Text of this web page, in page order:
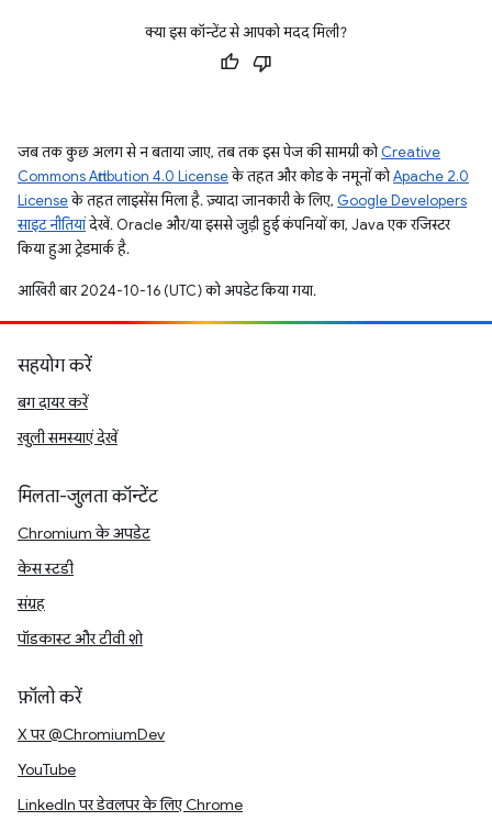
क्या इस कॉन्टेंट से आपको मदद मिली?
जब तक कुछ अलग से न बताया जाए, तब तक इस पेज की सामग्री कोCreative
Commons Attribution 4.0 Licenseके तहत और कोड के नमूनों कोApache 2.0
Licenseके तहत लाइसेंस मिला है. ज़्यादा जानकारी के लिए, Google Developers
साइट नीतियांदेखें. Oracle और/या इससे जुड़ी हुई कंपनियों का, Java एक रजिस्टर
किया हुआ ट्रेडमार्क है.
आखिरी बार 2024-10-16 (UTC) को अपडेट किया गया.
सहयोग करें
बग दायर करें
खुली समस्याएं देखें
मिलता-जुलता कॉन्टेंट
Chromium के अपडेट
केस स्टडी
संग्रह
पॉडकास्ट और टीवी शो
फ़ॉलो करें
X पर @ChromiumDev
YouTube
LinkedIn पर डेवलपर के लिए Chrome